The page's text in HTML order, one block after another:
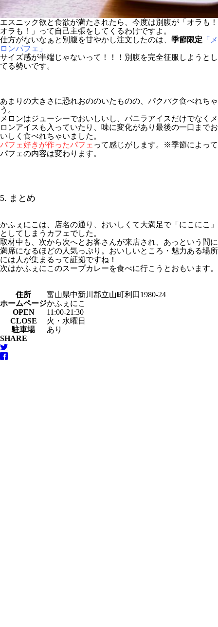
エスニック欲と食欲が満たされたら、今度は別腹が「オラも！
オラも！」って自己主張をしてくるわけですよ。
仕方がないなぁと別腹を甘やかし注文したのは、 季節限定 「メ
ロンパフェ」
サイズ感が半端じゃないって！！！別腹を完全征服しようとし
てる勢いです。
あまりの大きさに恐れおののいたものの、パクパク食べれちゃ
う。
メロンはジューシーでおいしいし、バニラアイスだけでなくメ
ロンアイスも入っていたり、味に変化があり最後の一口までお
いしく食べれちゃいました。
パフェ好きが作ったパフェ って感じがします。※季節によって
パフェの内容は変わります。
5. まとめ
かふぇにこは、店名の通り、おいしくて大満足で「にこにこ」
としてしまうカフェでした。
取材中も、次から次へとお客さんが来店され、あっという間に
満席になるほどの人気っぷり。おいしいところ・魅力ある場所
には人が集まるって証拠ですね！
次はかふぇにこのスープカレーを食べに行こうとおもいます。
住所
富山県中新川郡立山町利田1980-24
ホームページかふぇにこ
OPEN
11:00-21:30
CLOSE
火・水曜日
駐車場
あり
SHARE